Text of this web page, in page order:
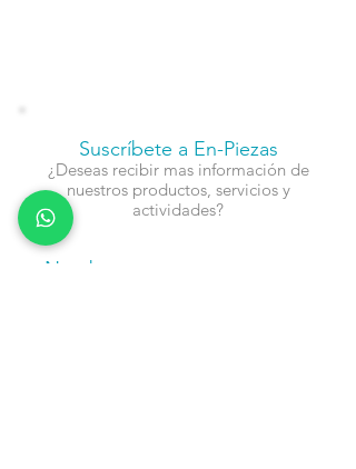
Nombre
Suscríbete a En-Piezas
¿Deseas recibir mas información de
nuestros productos, servicios y
actividades?